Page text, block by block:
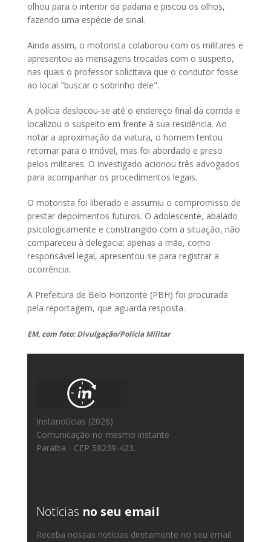
olhou para o interior da padaria e piscou os olhos,
fazendo uma espécie de sinal.
Ainda assim, o motorista colaborou com os militares e
apresentou as mensagens trocadas com o suspeito,
nas quais o professor solicitava que o condutor fosse
ao local "buscar o sobrinho dele".
A polícia deslocou-se até o endereço final da corrida e
localizou o suspeito em frente à sua residência. Ao
notar a aproximação da viatura, o homem tentou
retornar para o imóvel, mas foi abordado e preso
pelos militares. O investigado acionou três advogados
para acompanhar os procedimentos legais.
O motorista foi liberado e assumiu o compromisso de
prestar depoimentos futuros. O adolescente, abalado
psicologicamente e constrangido com a situação, não
compareceu à delegacia; apenas a mãe, como
responsável legal, apresentou-se para registrar a
ocorrência.
A Prefeitura de Belo Horizonte (PBH) foi procurada
pela reportagem, que aguarda resposta.
EM, com foto: Divulgação/Polícia Militar
Instanotícias (2026)
Comunicação no mesmo instante
Paraíba - CEP 58239-423.
Notícias no seu email
Receba nossas notícias diretamente no seu email.